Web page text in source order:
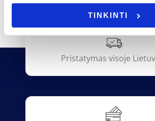
TINKINTI
Pristatymas visoje